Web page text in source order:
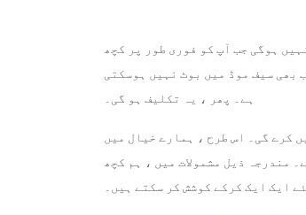
ہوگی جب آپ کو فوری طور پر کچھ
بھی سیف موڈ میں بوٹ نہیں ہوسکتی
ہے۔ پھر ، یہ تکلیف ہو گی۔
کرے گی۔ اس طرح ، ہمارے خیال میں
مندرجہ ذیل مشمولات میں ، ہم کچھ
ایک ایک کرکے کوشش کر سکتے ہیں۔